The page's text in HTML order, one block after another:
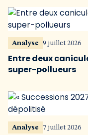
Analyse 9 juillet 2026
Entre deux
super-pollueurs
Analyse 7 juillet 2026